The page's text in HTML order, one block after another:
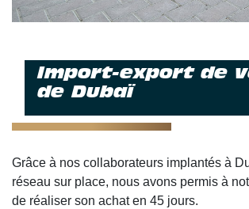
Import-export de
de Dubaï
Grâce à nos collaborateurs implantés à
réseau sur place, nous avons permis à
de réaliser son achat en 45 jours.